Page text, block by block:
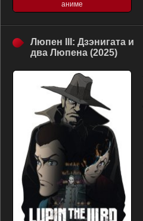
аниме
Люпен III: Дзэнигата и
два Люпена (2025)